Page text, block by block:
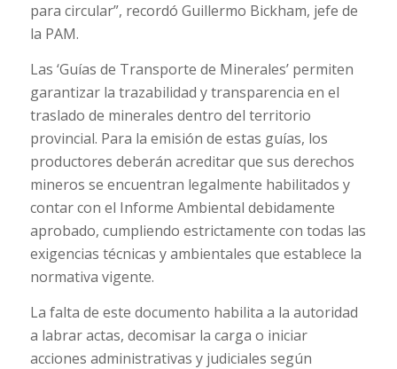
para circular”, recordó Guillermo Bickham, jefe de
la PAM.
Las ‘Guías de Transporte de Minerales’ permiten
garantizar la trazabilidad y transparencia en el
traslado de minerales dentro del territorio
provincial. Para la emisión de estas guías, los
productores deberán acreditar que sus derechos
mineros se encuentran legalmente habilitados y
contar con el Informe Ambiental debidamente
aprobado, cumpliendo estrictamente con todas las
exigencias técnicas y ambientales que establece la
normativa vigente.
La falta de este documento habilita a la autoridad
a labrar actas, decomisar la carga o iniciar
acciones administrativas y judiciales según